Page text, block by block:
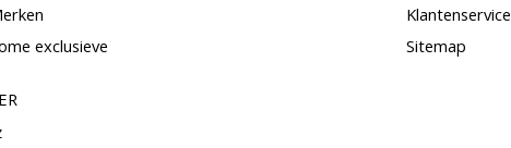
exclusieve
Klantenservice
Sitemap